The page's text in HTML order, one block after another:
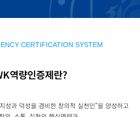
CERTIFICATION SYSTEM
역량인증제란?
성과 덕성을 겸비한 창의적 실천인"을 양성하고